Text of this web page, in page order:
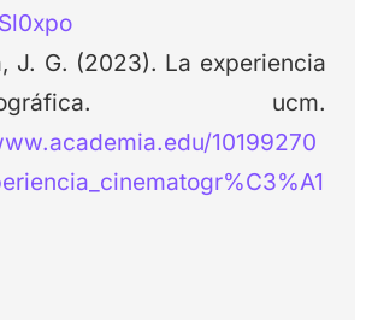
J. G. (2023). La experiencia
ucm.
10199270